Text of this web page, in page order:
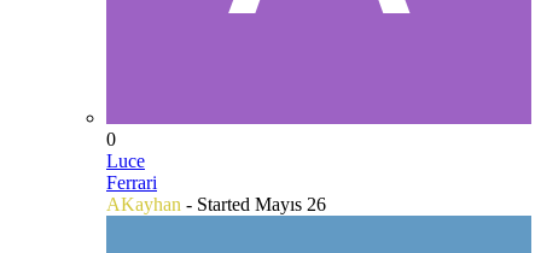
0
Luce
Ferrari
AKayhan - Started Mayıs 26